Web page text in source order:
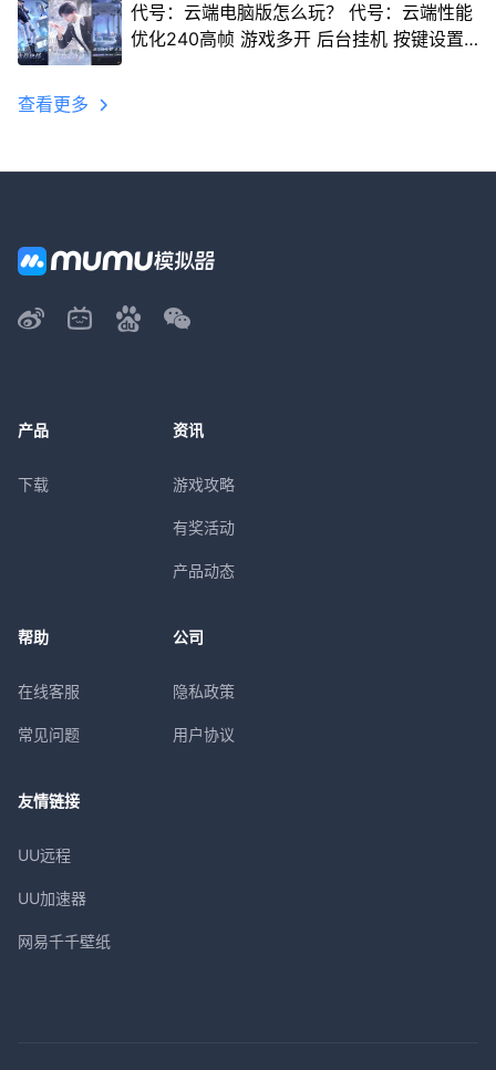
代号：云端电脑版怎么玩？ 代号：云端性能
优化240高帧 游戏多开 后台挂机 按键设置
查看更多
产品
下载
资讯
游戏攻略
有奖活动
产品动态
帮助
在线客服
常见问题
公司
隐私政策
用户协议
友情链接
UU远程
UU加速器
网易千千壁纸